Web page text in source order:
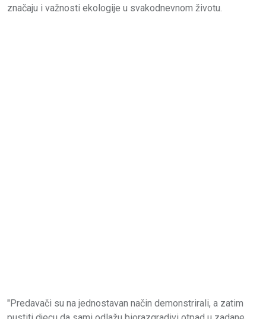
značaju i važnosti ekologije u svakodnevnom životu.
"Predavači su na jednostavan način demonstrirali, a zatim